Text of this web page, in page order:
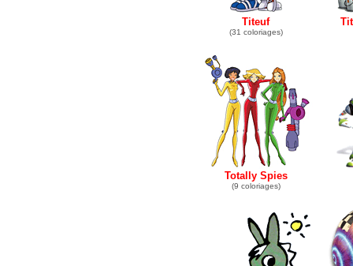
Titeuf
(31 coloriages)
Totally Spies
(9 coloriages)